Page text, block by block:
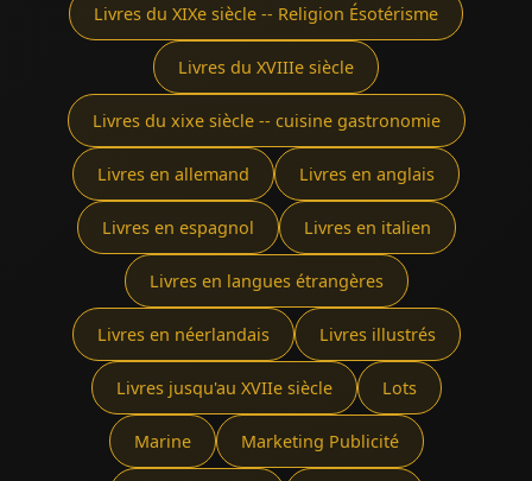
Livres du XIXe siècle -- Religion Ésotérisme
Livres du XVIIIe siècle
Livres du xixe siècle -- cuisine gastronomie
Livres en allemand Livres en anglais
Livres en espagnol Livres en italien
Livres en langues étrangères
Livres en néerlandais Livres illustrés
Livres jusqu'au XVIIe siècle Lots
Marine Marketing Publicité